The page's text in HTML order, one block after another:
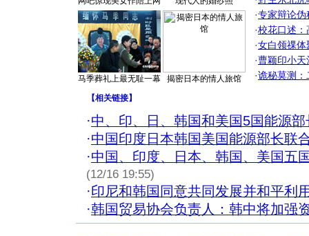
马季葬礼上最无耻一幕 揭密日本的情人旅馆
·专家辩论伪
·校花口述：
·女白领祼体
·曹颖印小天
·诡秘莫测：
【相关链接】
·中、印、日、韩国和美国5国能源
·中国印度日本韩国美国能源部长联
·中国、印度、日本、韩国、美国五
(12/16 19:55)
·印尼和韩国同意共同发展并和平利
·韩国贸易协会负责人：韩中将加强